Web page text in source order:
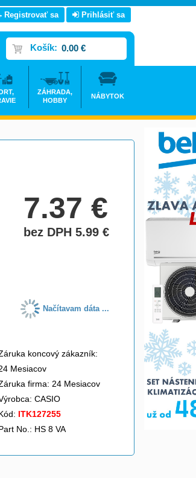
7.37€
bez DPH 5.99€
Načítavam dáta ...
koncový zákazník:
Mesiacov
firma: 24 Mesiacov
CASIO
ITK127255
No.: HS 8 VA
Registrovať sa Prihlásiť sa
Košík: 0.00 €
ZÁHRADA,
HOBBY
NÁBYTOK